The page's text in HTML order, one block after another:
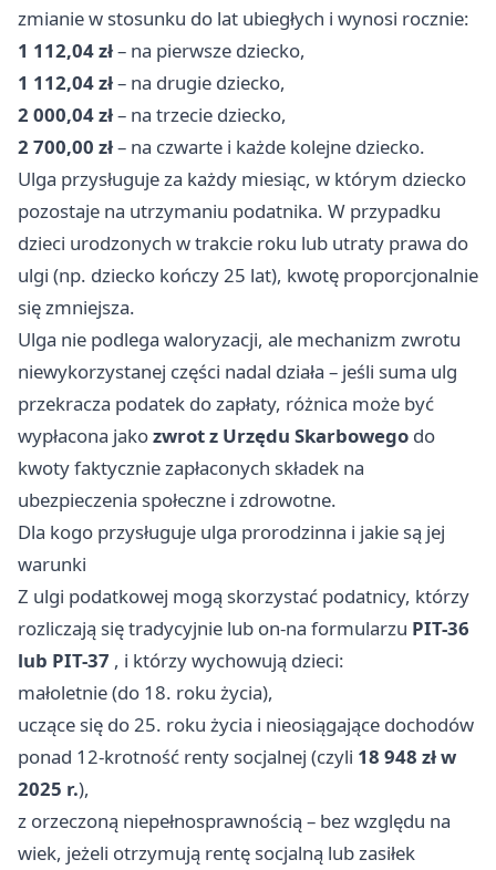
zmianie w stosunku do lat ubiegłych i wynosi rocznie:
1 112,04 zł– na pierwsze dziecko,
1 112,04 zł– na drugie dziecko,
2 000,04 zł– na trzecie dziecko,
2 700,00 zł– na czwarte i każde kolejne dziecko.
Ulga przysługuje za każdy miesiąc, w którym dziecko
pozostaje na utrzymaniu podatnika. W przypadku
dzieci urodzonych w trakcie roku lub utraty prawa do
ulgi (np. dziecko kończy 25 lat), kwotę proporcjonalnie
się zmniejsza.
Ulga nie podlega waloryzacji, ale mechanizm zwrotu
niewykorzystanej części nadal działa – jeśli suma ulg
przekracza podatek do zapłaty, różnica może być
wypłacona jakozwrot z Urzędu Skarbowego do
kwoty faktycznie zapłaconych składek na
ubezpieczenia społeczne i zdrowotne.
Dla kogo przysługuje ulga prorodzinna i jakie są jej
warunki
Z ulgi podatkowej mogą skorzystać podatnicy, którzy
rozliczają się tradycyjnie lub on-na formularzu PIT-36
lub PIT-37 , i którzy wychowują dzieci:
małoletnie (do 18. roku życia),
uczące się do 25. roku życia i nieosiągające dochodów
ponad 12-krotność renty socjalnej (czyli 18 948 zł w
2025 r.),
z orzeczoną niepełnosprawnością – bez względu na
wiek, jeżeli otrzymują rentę socjalną lub zasiłek